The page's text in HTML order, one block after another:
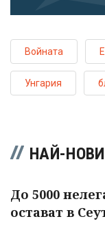
Войната
Унгария
НАЙ-НОВИ
До 5000
остават в